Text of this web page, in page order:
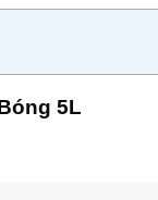
5L